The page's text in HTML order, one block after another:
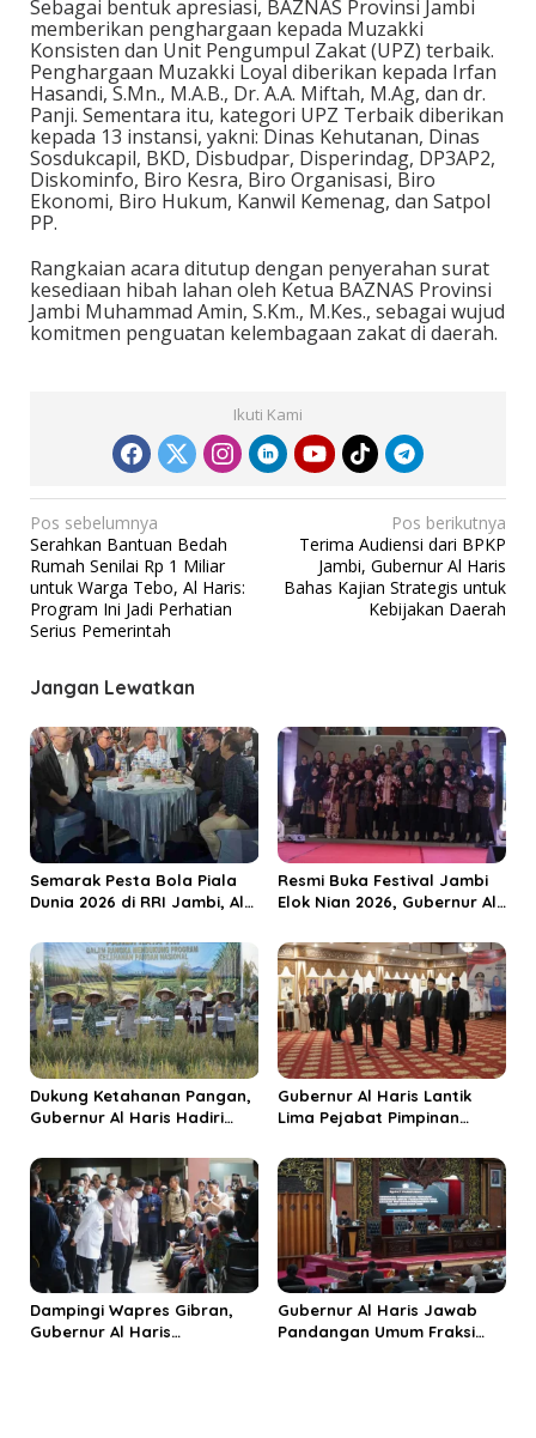
Sebagai bentuk apresiasi, BAZNAS Provinsi Jambi
memberikan penghargaan kepada Muzakki
Konsisten dan Unit Pengumpul Zakat (UPZ) terbaik.
Penghargaan Muzakki Loyal diberikan kepada Irfan
Hasandi, S.Mn., M.A.B., Dr. A.A. Miftah, M.Ag, dan dr.
Panji. Sementara itu, kategori UPZ Terbaik diberikan
kepada 13 instansi, yakni: Dinas Kehutanan, Dinas
Sosdukcapil, BKD, Disbudpar, Disperindag, DP3AP2,
Diskominfo, Biro Kesra, Biro Organisasi, Biro
Ekonomi, Biro Hukum, Kanwil Kemenag, dan Satpol
PP.
Rangkaian acara ditutup dengan penyerahan surat
kesediaan hibah lahan oleh Ketua BAZNAS Provinsi
Jambi Muhammad Amin, S.Km., M.Kes., sebagai wujud
komitmen penguatan kelembagaan zakat di daerah.
Ikuti Kami
N
a
v
i
a
s
i
p
o
s
Pos sebelumnya
Serahkan Bantuan Bedah
Rumah Senilai Rp 1 Miliar
untuk Warga Tebo, Al Haris:
Program Ini Jadi Perhatian
Serius Pemerintah
Pos berikutnya
Terima Audiensi dari BPKP
Jambi, Gubernur Al Haris
Bahas Kajian Strategis untuk
Kebijakan Daerah
Jangan Lewatkan
Semarak Pesta Bola Piala
Dunia 2026 di RRI Jambi, Al
Ekonomi Rakyat
Resmi Buka Festival Jambi
Elok Nian 2026, Gubernur Al
Jadi Destinasi Wisata
Budaya Unggulan
Dukung Ketahanan Pangan,
Gubernur Al Haris Hadiri
Kabupaten Tanjungjabung
Timur
Gubernur Al Haris Lantik
Lima Pejabat Pimpinan
Penguatan Kinerja dan
Integritas
Dampingi Wapres Gibran,
Gubernur Al Haris
Gubernur Al Haris Jawab
Pandangan Umum Fraksi